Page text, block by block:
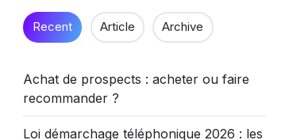
Recent Article Archive
Achat de prospects : acheter ou faire
recommander ?
Loi démarchage téléphonique 2026 : les